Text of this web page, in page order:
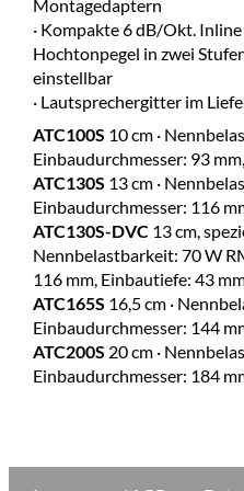
Montagedaptern
· Kompakte 6 dB/Okt.
Hochtonpegel in zwei
einstellbar
· Lautsprechergitter im
ATC100S 10 cm ·
Einbaudurchmesser: 93
ATC130S 13 cm ·
Einbaudurchmesser: 116
ATC130S-DVC13 cm,
Nennbelastbarkeit: 70 W
116 mm, Einbautiefe: 43
ATC165S 16,5 cm ·
Einbaudurchmesser: 144
ATC200S 20 cm ·
Einbaudurchmesser: 184